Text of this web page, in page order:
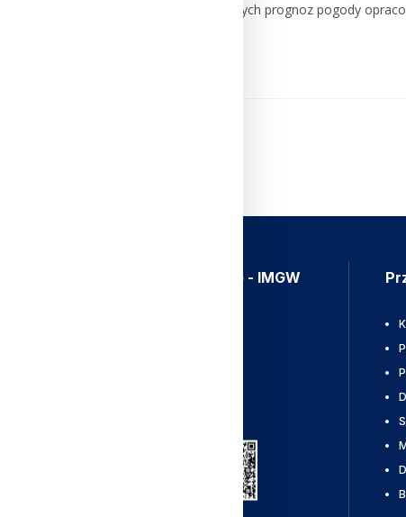
Komentarz do numerycznych prognoz pogody
Aplikacja Meteo - IMGW